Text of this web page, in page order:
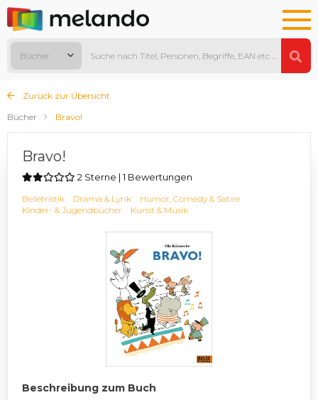
Bücher
Zurück zur Übersicht
Bücher
Bravo!
Bravo!
2 Sterne | 1 Bewertungen
Belletristik Drama & Lyrik
Humor, Comedy & Satire
Kinder- & Jugendbücher
Kunst & Musik
Beschreibung zum Buch